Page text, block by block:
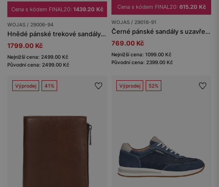
Cena s kódem FINAL20: 1439.20 Kč
WOJAS / 29006-94
Hnědé pánské trekové sandály z kvalitního materiálu
1799.00 Kč
Nejnižší cena: 2499.00 Kč
Původní cena: 2499.00 Kč
Cena s kódem FINAL20: 615.20 Kč
WOJAS / 29016-91
Černé pánské sandály s uzavřenou špičkou
769.00 Kč
Nejnižší cena: 1099.00 Kč
Původní cena: 2399.00 Kč
Výprodej 41% Výprodej 52%